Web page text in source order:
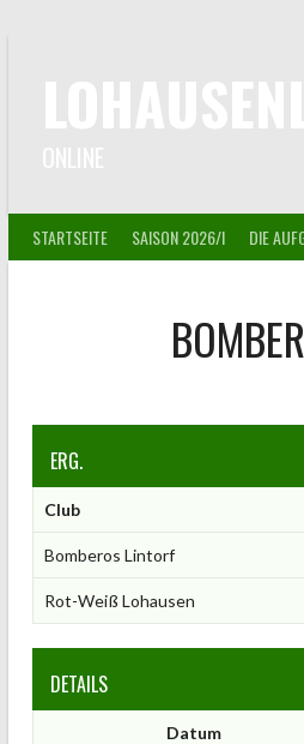
STARTSEITE SAISON 2026/I DIE
ERG.
Club
Bomberos Lintorf
Rot-Weiß Lohausen
DETAILS
Datum